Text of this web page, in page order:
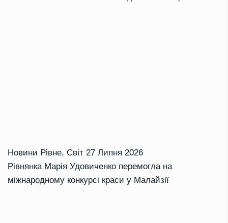
Новини Рівне, Світ 27 Липня 2026
Рівнянка Марія Удовиченко перемогла на
міжнародному конкурсі краси у Малайзії